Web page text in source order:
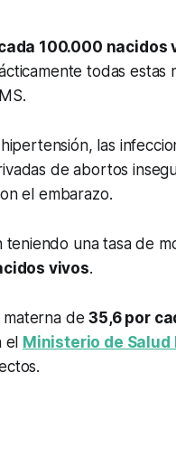
100.000 nacidos
todas estas
las
de abortos
el embarazo.
teniendo una tasa de
vivos.
materna de35,6 por
Ministerio de Salud